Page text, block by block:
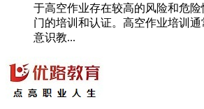
于高空作业存在较高的风险和危
门的培训和认证。高空作业培训
意识教...